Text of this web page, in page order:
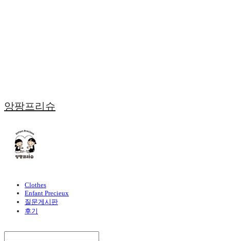
앙팡프리슈
Clothes
Enfant Precieux
질문게시판
후기